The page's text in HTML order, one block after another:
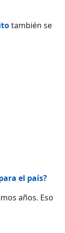
también se
el país?
años. Eso